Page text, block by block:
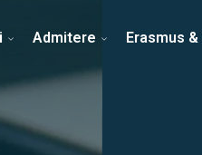
Știri
Admitere Erasmus